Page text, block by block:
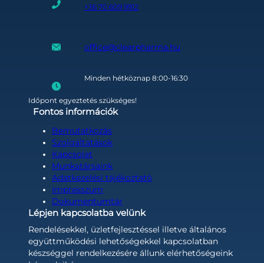
+36 70 609 9912
office@clearpharma.hu
Minden hétköznap 8:00-16:30
Időpont egyeztetés szükséges!
Fontos információk
Bemutatkozás
Szolgáltatások
Kapcsolat
Munkatársaink
Adatkezelési tájékoztató
Impresszum
Dokumentumtár
Lépjen kapcsolatba velünk
Rendelésekkel, üzletfejlesztéssel illetve általános
együttműködési lehetőségekkel kapcsolatban
készséggel rendelkezésére állunk elérhetőségeink